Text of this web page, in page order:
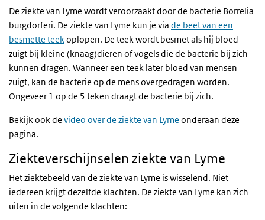
De ziekte van Lyme wordt veroorzaakt door de bacterie Borrelia
burgdorferi. De ziekte van Lyme kun je via de beet van een
besmette teek oplopen. De teek wordt besmet als hij bloed
zuigt bij kleine (knaag)dieren of vogels die de bacterie bij zich
kunnen dragen. Wanneer een teek later bloed van mensen
zuigt, kan de bacterie op de mens overgedragen worden.
Ongeveer 1 op de 5 teken draagt de bacterie bij zich.
Bekijk ook de video over de ziekte van Lyme onderaan deze
pagina.
Ziekteverschijnselen ziekte van Lyme
Het ziektebeeld van de ziekte van Lyme is wisselend. Niet
iedereen krijgt dezelfde klachten. De ziekte van Lyme kan zich
uiten in de volgende klachten: